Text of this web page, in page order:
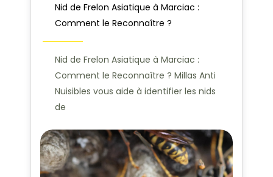
Nid de Frelon Asiatique à Marciac :
Comment le Reconnaître ?
Nid de Frelon Asiatique à Marciac :
Comment le Reconnaître ? Millas Anti
Nuisibles vous aide à identifier les nids
de